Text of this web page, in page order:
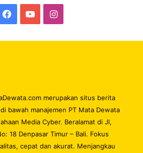
Facebook
YouTubeInstagram
merupakan situs berita
bawah manajemen PT Mata Dewata
Media Cyber. Beralamat di Jl,
18 Denpasar Timur – Bali. Fokus
cepat dan akurat. Menjangkau